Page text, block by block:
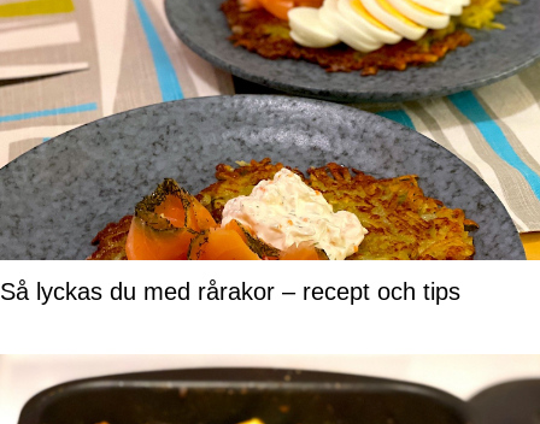
Så lyckas du med rårakor – recept och tips